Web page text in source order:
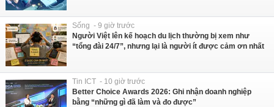
Sống - 9 giờ trước
Người Việt lên kế hoạch du lịch thường bị xem như
“tổng đài 24/7”, nhưng lại là người ít được cảm ơn nhất
Tin ICT - 10 giờ trước
Better Choice Awards 2026: Ghi nhận doanh nghiệp
bằng “những gì đã làm và đo được”